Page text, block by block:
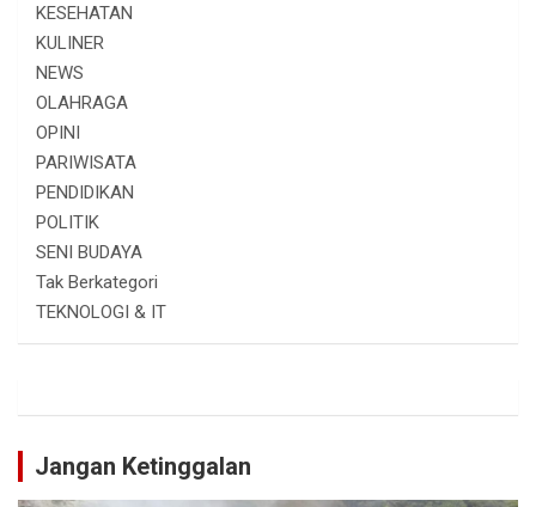
KESEHATAN
KULINER
NEWS
OLAHRAGA
OPINI
PARIWISATA
PENDIDIKAN
POLITIK
SENI BUDAYA
Tak Berkategori
TEKNOLOGI & IT
Jangan Ketinggalan